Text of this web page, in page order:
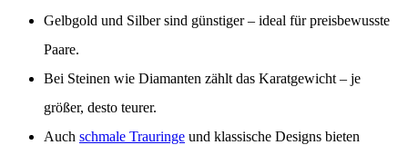
Gelbgold und Silber sind günstiger – ideal für preisbewusste
Paare.
Bei Steinen wie Diamanten zählt das Karatgewicht – je
größer, desto teurer.
Auch schmale Trauringe und klassische Designs bieten